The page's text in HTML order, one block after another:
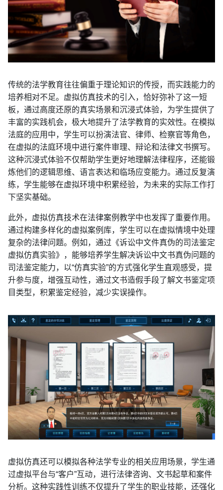
传统的法学教育往往偏重于理论知识的传授，而实践能力的
培养相对不足。虚拟仿真技术的引入，恰好弥补了这一短
板，通过高度还原的真实场景和沉浸式体验，为学生提供了
丰富的实践机会，极大地提升了法学教育的实效性。在模拟
法庭的应用中，学生可以扮演法官、律师、检察官等角色，
在虚拟的法庭环境中进行案件审理、辩论和法律文书撰写。
这种沉浸式体验不仅帮助学生更好地理解法律程序，还能锻
炼他们的逻辑思维、语言表达和临场应变能力。通过反复演
练，学生能够在虚拟环境中积累经验，为未来的实际工作打
下坚实基础。
此外，虚拟仿真技术在法律案例教学中也发挥了重要作用。
通过构建多样化的虚拟案例库，学生可以在虚拟情境中处理
复杂的法律问题。例如，通过《诉讼中文件真伪的司法鉴定
虚拟仿真实验》，能够培养学生解决诉讼中文书真伪问题的
司法鉴定能力，以“仿真实验”的方式强化学生直观感受，提
升参与度，增强互动性，通过文书造假手段了解文书鉴定项
目类型，积累鉴定经验，减少实误操作。
虚拟仿真还可以模拟各种法学专业的相关应用场景，学生通
过虚拟平台与“客户”互动，进行法律咨询、文书起草和案件
分析。这种实践性训练不仅提升了学生的职业技能，还强化